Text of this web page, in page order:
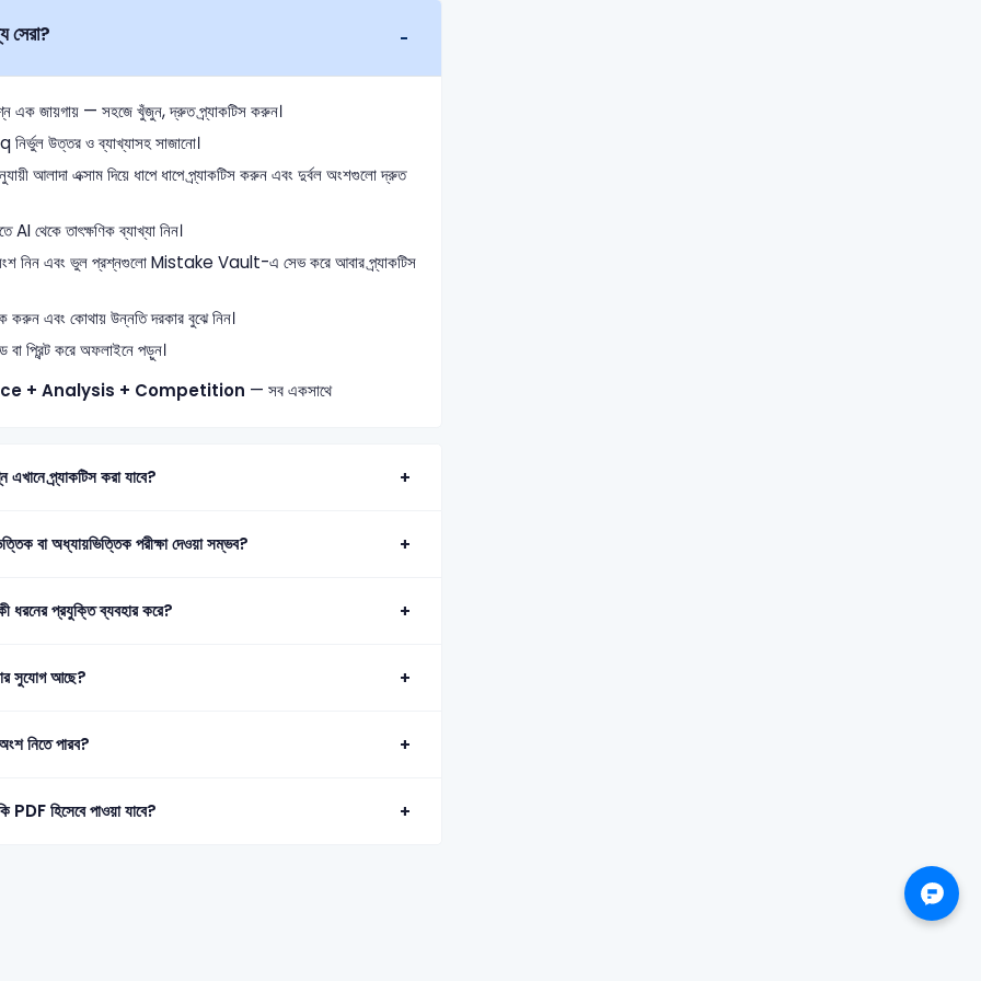
জায়গায় — সহজে খুঁজুন, দ্রুত প্র্যাকটিস করুন।
উত্তর ও ব্যাখ্যাসহ সাজানো।
আলাদা এক্সাম দিয়ে ধাপে ধাপে প্র্যাকটিস করুন এবং দুর্বল অংশগুলো দ্রুত
AI থেকে তাৎক্ষণিক ব্যাখ্যা নিন।
নিন এবং ভুল প্রশ্নগুলো Mistake Vault-এ সেভ করে আবার প্র্যাকটিস
করুন এবং কোথায় উন্নতি দরকার বুঝে নিন।
প্রিন্ট করে অফলাইনে পড়ুন।
+ Analysis + Competition — সব একসাথে
এখানে প্র্যাকটিস করা যাবে?
বা অধ্যায়ভিত্তিক পরীক্ষা দেওয়া সম্ভব?
ধরনের প্রযুক্তি ব্যবহার করে?
সুযোগ আছে?
নিতে পারব?
PDF হিসেবে পাওয়া যাবে?